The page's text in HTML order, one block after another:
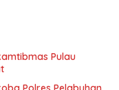
Pulau